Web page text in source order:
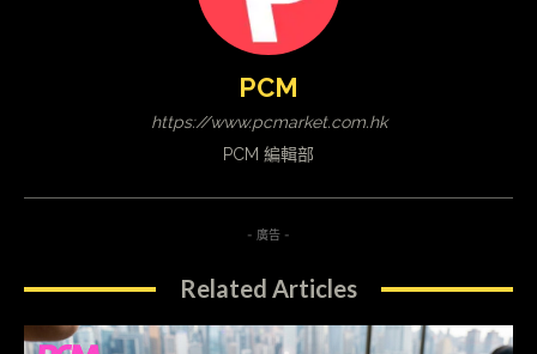
PCM
https://www.pcmarket.com.hk
PCM 編輯部
- 廣告 -
Related Articles